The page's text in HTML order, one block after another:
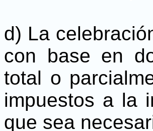
d) La
con base en
total o
impuestos a la
que sea